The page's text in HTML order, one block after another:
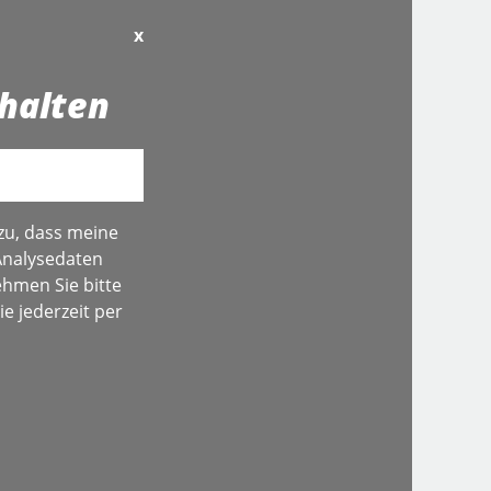
x
dass meine
Sie bitte
jederzeit per